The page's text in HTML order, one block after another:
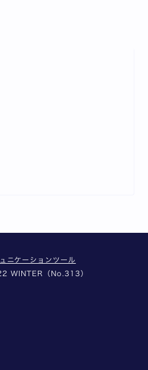
ニケーションツール
WINTER（No.313）